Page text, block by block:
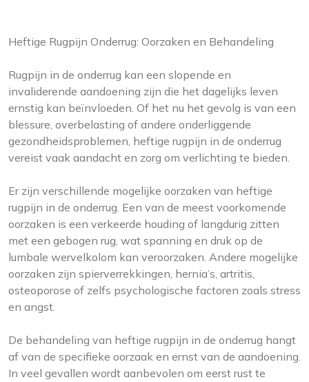
Heftige Rugpijn Onderrug: Oorzaken en Behandeling
Rugpijn in de onderrug kan een slopende en
invaliderende aandoening zijn die het dagelijks leven
ernstig kan beïnvloeden. Of het nu het gevolg is van een
blessure, overbelasting of andere onderliggende
gezondheidsproblemen, heftige rugpijn in de onderrug
vereist vaak aandacht en zorg om verlichting te bieden.
Er zijn verschillende mogelijke oorzaken van heftige
rugpijn in de onderrug. Een van de meest voorkomende
oorzaken is een verkeerde houding of langdurig zitten
met een gebogen rug, wat spanning en druk op de
lumbale wervelkolom kan veroorzaken. Andere mogelijke
oorzaken zijn spierverrekkingen, hernia’s, artritis,
osteoporose of zelfs psychologische factoren zoals stress
en angst.
De behandeling van heftige rugpijn in de onderrug hangt
af van de specifieke oorzaak en ernst van de aandoening.
In veel gevallen wordt aanbevolen om eerst rust te